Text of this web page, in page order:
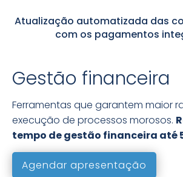
Atualização automatizada das
com os pagamentos
Gestão financeira
Ferramentas que garantem maior
execução de processos morosos.
tempo de gestão financeira até
Agendar apresentação